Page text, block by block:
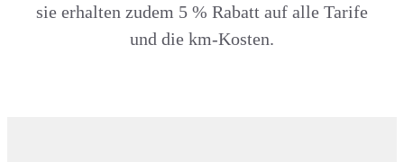
sie erhalten zudem 5 % Rabatt auf alle Tarife
und die km-Kosten.